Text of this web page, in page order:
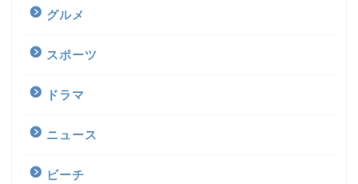
グルメ
スポーツ
ドラマ
ニュース
ビーチ